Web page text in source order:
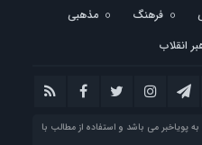
فرهنگ
مذهبی
انقلاب
می باشد و استفاده از مطالب با